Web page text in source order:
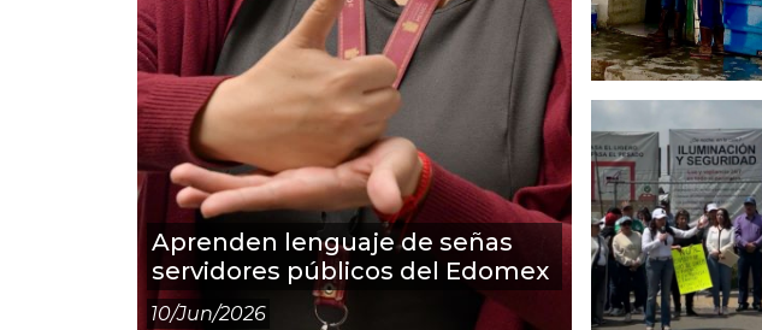
Aprenden lenguaje de señas
servidores públicos del Edomex
10/jun/2026